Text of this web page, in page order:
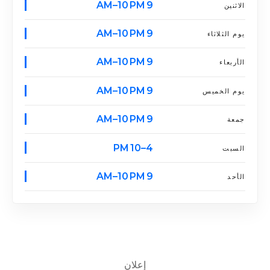
الاثنين 9 AM–10 PM
يوم الثلاثاء 9 AM–10 PM
الأربعاء 9 AM–10 PM
يوم الخميس 9 AM–10 PM
جمعة 9 AM–10 PM
السبت 4–10 PM
الأحد 9 AM–10 PM
إعلان